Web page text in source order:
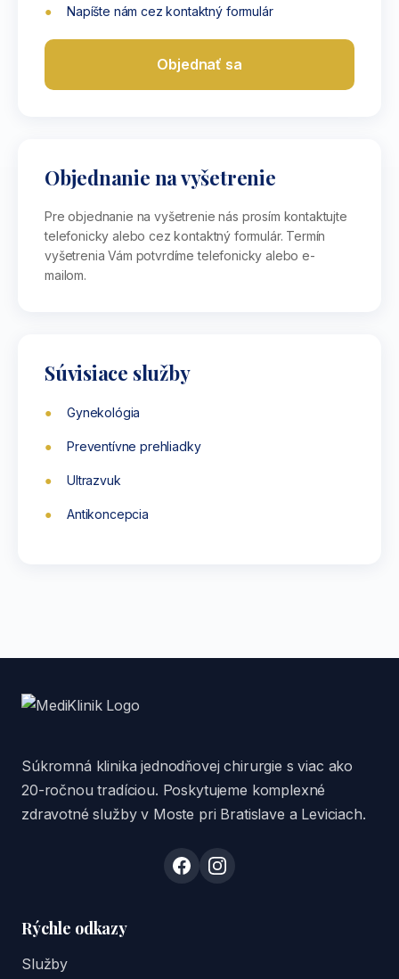
Napíšte nám cez kontaktný formulár
Objednať sa
Objednanie na vyšetrenie
Pre objednanie na vyšetrenie nás prosím kontaktujte
telefonicky alebo cez kontaktný formulár. Termín
vyšetrenia Vám potvrdíme telefonicky alebo e-
mailom.
Súvisiace služby
Gynekológia
Preventívne prehliadky
Ultrazvuk
Antikoncepcia
Súkromná klinika jednodňovej chirurgie s viac ako
20-ročnou tradíciou. Poskytujeme komplexné
zdravotné služby v Moste pri Bratislave a Leviciach.
Rýchle odkazy
Služby